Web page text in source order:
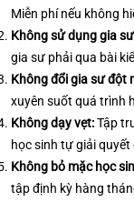
Miễn phí nếu không
Không sử dụng gia
gia sư phải qua bài
Không đổi gia sư đột
xuyên suốt quá trình
Không dạy vẹt:Tập
học sinh tự giải
Không bỏ mặc học
tập định kỳ hàng